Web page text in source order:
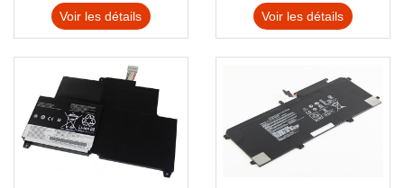
Voir les détails Voir les détails